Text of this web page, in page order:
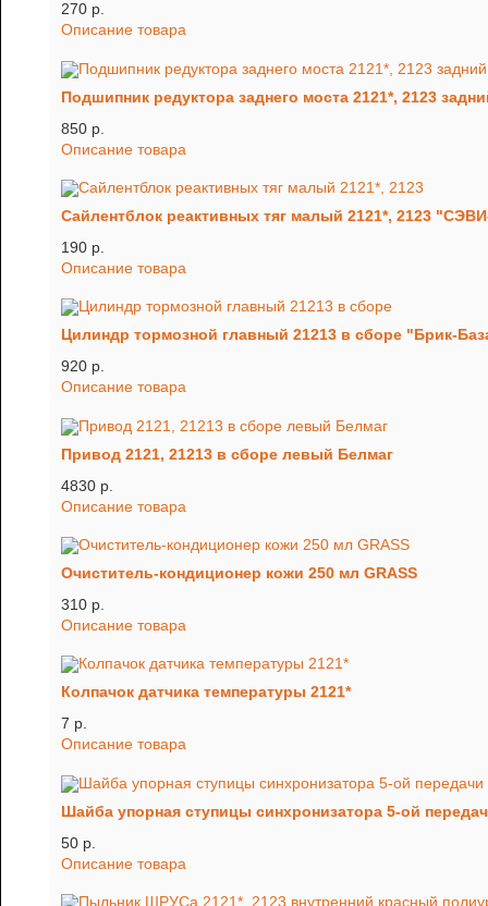
270 p.
Описание товара
Подшипник редуктора заднего моста 2121*, 2123
850 p.
Описание товара
Сайлентблок реактивных тяг малый 2121*, 2123
190 p.
Описание товара
Цилиндр тормозной главный 21213 в сборе "Брик-
920 p.
Описание товара
Привод 2121, 21213 в сборе левый Белмаг
4830 p.
Описание товара
Очиститель-кондиционер кожи 250 мл GRASS
310 p.
Описание товара
Колпачок датчика температуры 2121*
7 p.
Описание товара
Шайба упорная ступицы синхронизатора 5-ой
50 p.
Описание товара